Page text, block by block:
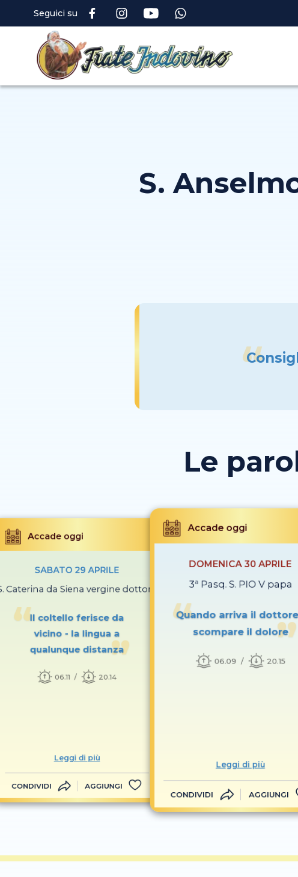
Seguici su
S.
Le
Accade oggi
SABATO 29 APRILE
Caterina da Siena vergine dottore
Il coltello ferisce da
vicino - la lingua a
qualunque distanza
06.11 20.14
Leggi di più
CONDIVIDI AGGIUNGI
Accade oggi
DOMENICA 30 APRILE
3ª Pasq. S. PIO V papa
Quando arriva il
scompare il dolore
06.09 20.15
Leggi di più
CONDIVIDI AGGIUNGI